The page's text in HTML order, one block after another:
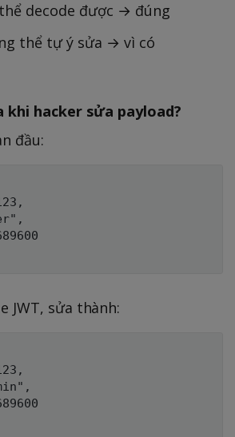
decode được → đúng
thể tự ý sửa → vì có
khi hacker sửa payload?
đầu:
JWT, sửa thành: